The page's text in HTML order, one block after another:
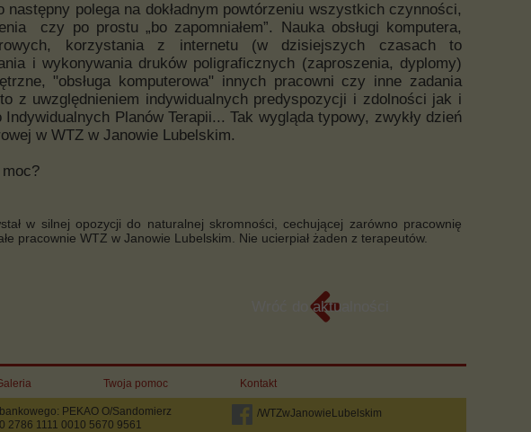
Wróć do aktualności
następny polega na dokładnym powtórzeniu wszystkich czynności,
czy po prostu „bo zapomniałem”. Nauka obsługi komputera,
korzystania z internetu (w dzisiejszych czasach to
i wykonywania druków poligraficznych (zaproszenia, dyplomy)
"obsługa komputerowa" innych pracowni czy inne zadania
z uwzględnieniem indywidualnych predyspozycji i zdolności jak i
Indywidualnych Planów Terapii... Tak wygląda typowy, zwykły dzień
w WTZ w Janowie Lubelskim.
w silnej opozycji do naturalnej skromności, cechującej zarówno pracownię
pracownie WTZ w Janowie Lubelskim. Nie ucierpiał żaden z terapeutów.
/WTZwJanowieLubelskim
Twoja pomoc Kontakt
PEKAO O/Sandomierz
2786 1111 0010 5670 9561